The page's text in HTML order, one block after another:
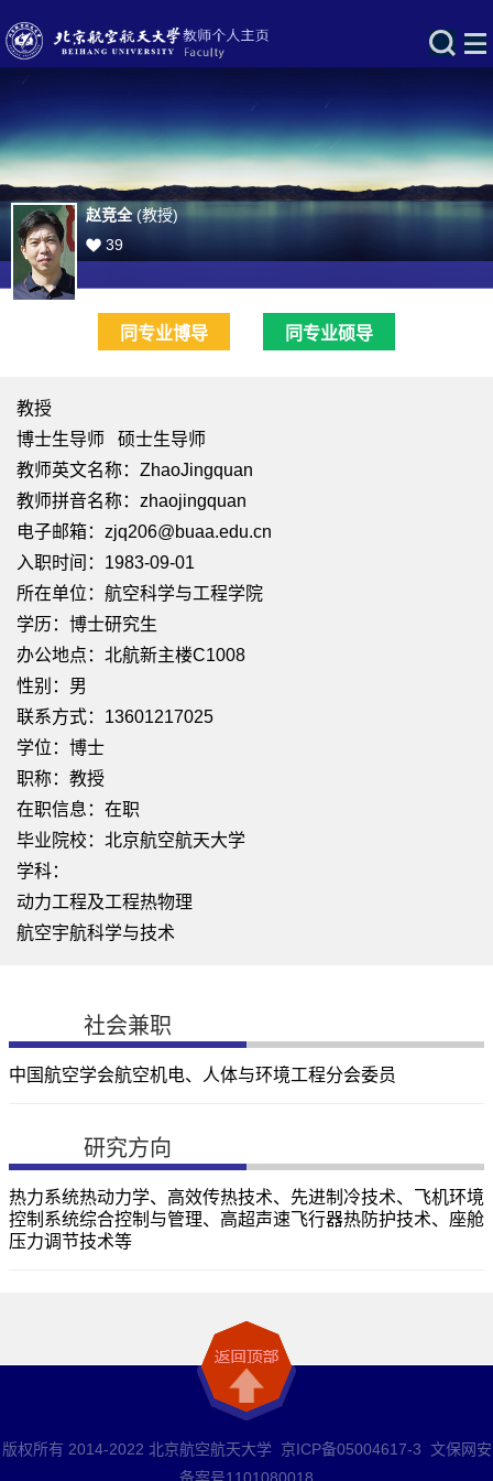
赵竞全(教授)
39
同专业博导 同专业硕导
教授
博士生导师 硕士生导师
教师英文名称：ZhaoJingquan
教师拼音名称：zhaojingquan
电子邮箱： zjq206@buaa.edu.cn
入职时间：1983-09-01
所在单位：航空科学与工程学院
学历：博士研究生
办公地点：北航新主楼C1008
性别：男
联系方式：13601217025
学位：博士
职称：教授
在职信息：在职
毕业院校：北京航空航天大学
学科：
动力工程及工程热物理
航空宇航科学与技术
社会兼职
中国航空学会航空机电、人体与环境工程分会委员
研究方向
热力系统热动力学、高效传热技术、先进制冷技术、飞机环境
控制系统综合控制与管理、高超声速飞行器热防护技术、座舱
压力调节技术等
版权所有 2014-2022 北京航空航天大学 京ICP备05004617-3 文保网安